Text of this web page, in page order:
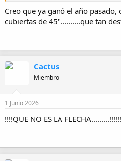
Creo que ya ganó el año pasado,
cubiertas de 45"..........que tan
Cactus
Miembro
1 Junio 2026
!!!!QUE NO ES LA FLECHA.........!!!!!!